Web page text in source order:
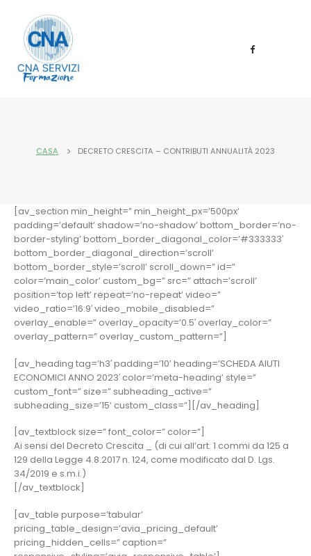
CASA DECRETO CRESCITA – CONTRIBUTI ANNUALITÀ 2023
[av_section min_height=” min_height_px=’500px’
padding=’default’ shadow=’no-shadow’ bottom_border=’no-
border-styling’ bottom_border_diagonal_color=’#333333′
bottom_border_diagonal_direction=’scroll’
bottom_border_style=’scroll’ scroll_down=” id=”
color=’main_color’ custom_bg=” src=” attach=’scroll’
position=’top left’ repeat=’no-repeat’ video=”
video_ratio=’16:9′ video_mobile_disabled=”
overlay_enable=” overlay_opacity=’0.5′ overlay_color=”
overlay_pattern=” overlay_custom_pattern=”]
[av_heading tag=’h3′ padding=’10’ heading=’SCHEDA AIUTI
ECONOMICI ANNO 2023′ color=’meta-heading’ style=”
custom_font=” size=” subheading_active=”
subheading_size=’15’ custom_class=”][/av_heading]
[av_textblock size=” font_color=” color=”]
Ai sensi del Decreto Crescita _ (di cui all’art. 1 commi da 125 a
129 della Legge 4.8.2017 n. 124, come modificato dal D. Lgs.
34/2019 e s.m.i.)
[/av_textblock]
[av_table purpose=’tabular’
pricing_table_design=’avia_pricing_default’
pricing_hidden_cells=” caption=”